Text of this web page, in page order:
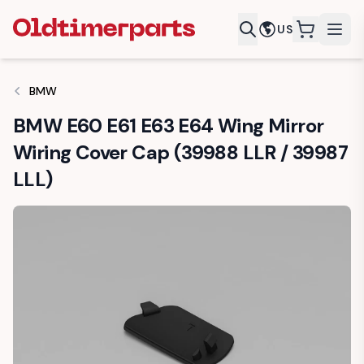
US
BMW
BMW E60 E61 E63 E64 Wing Mirror
Wiring Cover Cap (39988 LLR / 39987
LLL)